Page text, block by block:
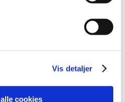
Vis detaljer
cookies
Ny indikationsbegrænsning
vedr Alkindi